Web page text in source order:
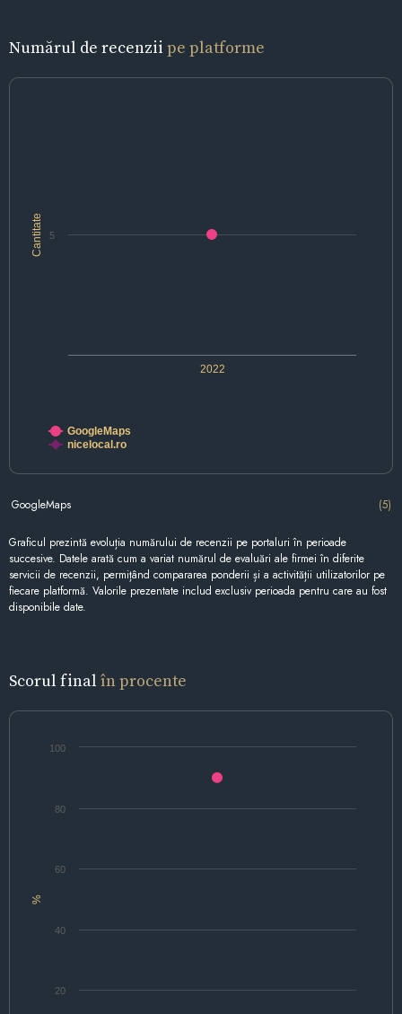
Numărul de recenzii pe platforme
Cantitate
2022
5
GoogleMaps
nicelocal.ro
GoogleMaps (5)
Graficul prezintă evoluția numărului de recenzii pe portaluri în perioade
succesive. Datele arată cum a variat numărul de evaluări ale firmei în diferite
servicii de recenzii, permițând compararea ponderii și a activității utilizatorilor pe
fiecare platformă. Valorile prezentate includ exclusiv perioada pentru care au fost
disponibile date.
Scorul final în procente
%
20
40
60
80
100